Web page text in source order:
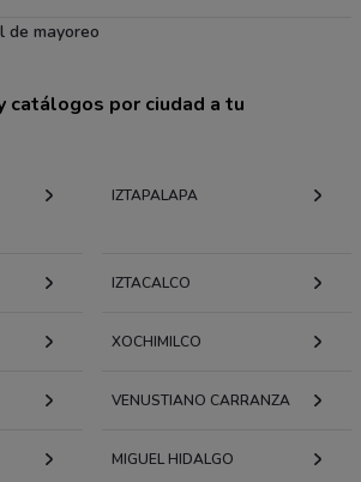
de mayoreo
por ciudad a tu
IZTAPALAPA
IZTACALCO
XOCHIMILCO
VENUSTIANO CARRANZA
MIGUEL HIDALGO